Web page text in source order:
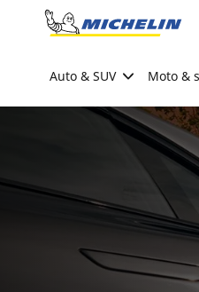
Go to page content
Auto & SUV Moto &